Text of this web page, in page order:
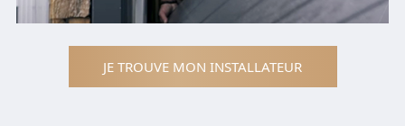
JE TROUVE MON INSTALLATEUR